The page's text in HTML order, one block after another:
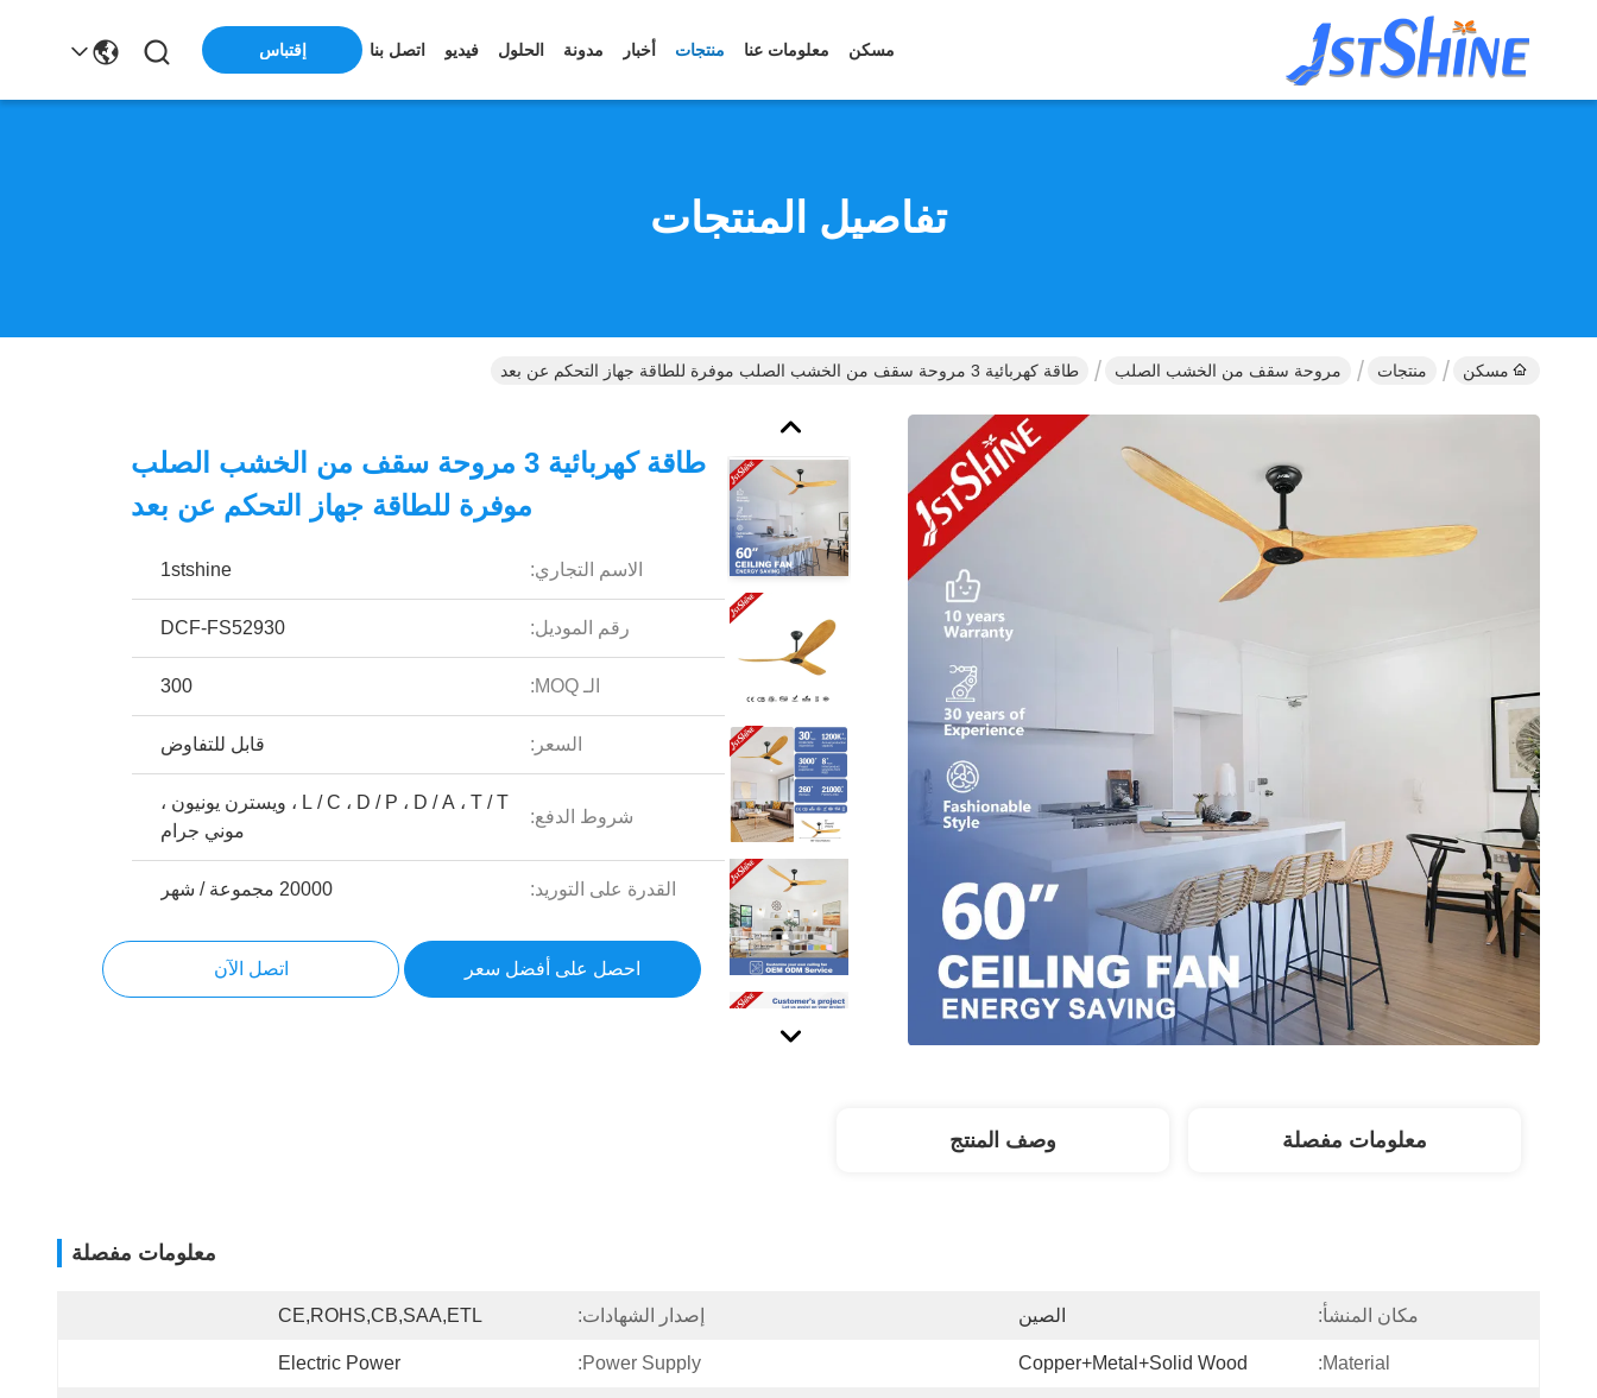
مسكن معلومات عنا منتجات أخبار مدونة الحلول فيديو اتصل بنا إقتباس
تفاصيل المنتجات
مسكن منتجات مروحة سقف من الخشب الصلب طاقة كهربائية 3 مروحة سقف من الخشب الصلب موفرة للطاقة جهاز التحكم عن بعد
طاقة كهربائية 3 مروحة سقف من الخشب الصلب
موفرة للطاقة جهاز التحكم عن بعد
الاسم التجاري: 1stshine
رقم الموديل: DCF-FS52930
الـ MOQ: 300
السعر: قابل للتفاوض
شروط الدفع:
L / C ، D / P ، D / A ، T / T ، ويسترن يونيون ،
موني جرام
القدرة على التوريد: 20000 مجموعة / شهر
احصل على أفضل سعر اتصل الآن
معلومات مفصلة وصف المنتج
معلومات مفصلة
مكان المنشأ: الصين إصدار الشهادات: CE,ROHS,CB,SAA,ETL
Material:
Copper+Metal+Solid Wood
Power Supply:
Electric Power